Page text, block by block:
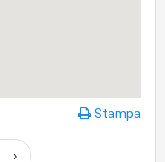
Stampa
›